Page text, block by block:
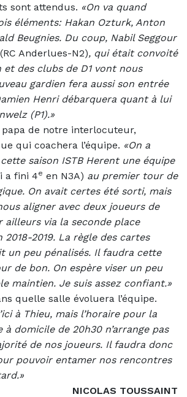
sont attendus. «On va quand
éléments: Hakan Ozturk, Anton
Beugnies. Du coup, Nabil Seggour
(RC Anderlues-N2), qui était convoité
et des clubs de D1 vont nous
gardien fera aussi son entrée
Henri débarquera quant à lui
(P1).»
papa de notre interlocuteur,
qui coachera l’équipe. «On a
saison ISTB Herent une équipe
a fini 4e en N3A) au premier tour de
On avait certes été sorti, mais
aligner avec deux joueurs de
ailleurs via la seconde place
2018-2019. La règle des cartes
un peu pénalisés. Il faudra cette
de bon. On espère viser un peu
maintien. Je suis assez confiant.»
quelle salle évoluera l’équipe.
à Thieu, mais l’horaire pour la
à domicile de 20h30 n’arrange pas
de nos joueurs. Il faudra donc
pouvoir entamer nos rencontres
NICOLAS TOUSSAINT